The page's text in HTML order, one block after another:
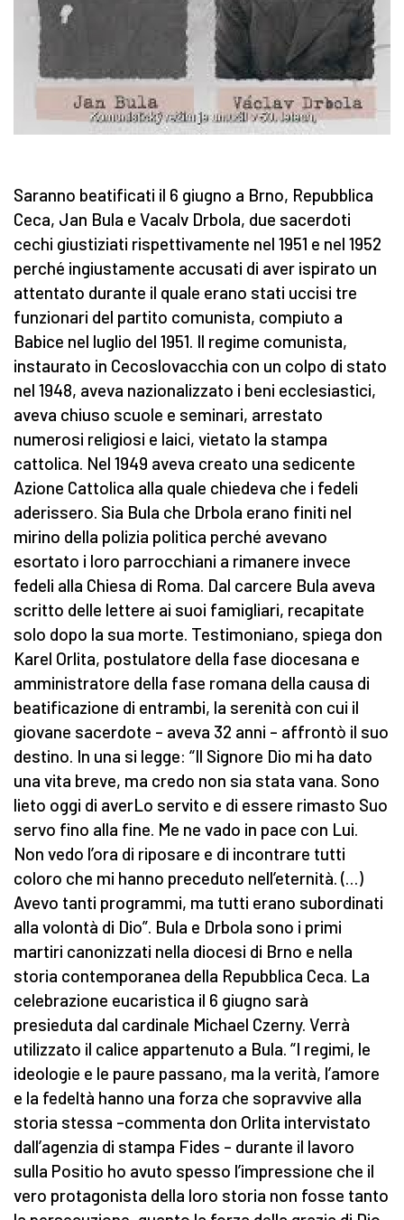
Saranno beatificati il 6 giugno a Brno, Repubblica
Ceca, Jan Bula e Vacalv Drbola, due sacerdoti
cechi giustiziati rispettivamente nel 1951 e nel 1952
perché ingiustamente accusati di aver ispirato un
attentato durante il quale erano stati uccisi tre
funzionari del partito comunista, compiuto a
Babice nel luglio del 1951. Il regime comunista,
instaurato in Cecoslovacchia con un colpo di stato
nel 1948, aveva nazionalizzato i beni ecclesiastici,
aveva chiuso scuole e seminari, arrestato
numerosi religiosi e laici, vietato la stampa
cattolica. Nel 1949 aveva creato una sedicente
Azione Cattolica alla quale chiedeva che i fedeli
aderissero. Sia Bula che Drbola erano finiti nel
mirino della polizia politica perché avevano
esortato i loro parrocchiani a rimanere invece
fedeli alla Chiesa di Roma. Dal carcere Bula aveva
scritto delle lettere ai suoi famigliari, recapitate
solo dopo la sua morte. Testimoniano, spiega don
Karel Orlita, postulatore della fase diocesana e
amministratore della fase romana della causa di
beatificazione di entrambi, la serenità con cui il
giovane sacerdote – aveva 32 anni – affrontò il suo
destino. In una si legge: “Il Signore Dio mi ha dato
una vita breve, ma credo non sia stata vana. Sono
lieto oggi di averLo servito e di essere rimasto Suo
servo fino alla fine. Me ne vado in pace con Lui.
Non vedo l’ora di riposare e di incontrare tutti
coloro che mi hanno preceduto nell’eternità. (…)
Avevo tanti programmi, ma tutti erano subordinati
alla volontà di Dio”. Bula e Drbola sono i primi
martiri canonizzati nella diocesi di Brno e nella
storia contemporanea della Repubblica Ceca. La
celebrazione eucaristica il 6 giugno sarà
presieduta dal cardinale Michael Czerny. Verrà
utilizzato il calice appartenuto a Bula. “I regimi, le
ideologie e le paure passano, ma la verità, l’amore
e la fedeltà hanno una forza che sopravvive alla
storia stessa –commenta don Orlita intervistato
dall’agenzia di stampa Fides – durante il lavoro
sulla Positio ho avuto spesso l’impressione che il
vero protagonista della loro storia non fosse tanto